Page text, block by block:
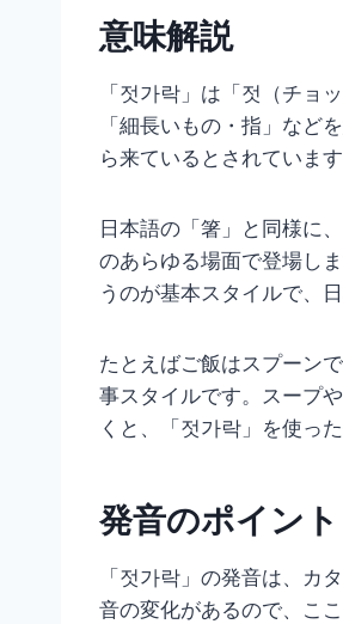
意味解説
「젓가락」は「젓（チョ
「細長いもの・指」など
ら来ているとされていま
日本語の「箸」と同様に
のあらゆる場面で登場し
うのが基本スタイルで、
たとえばご飯はスプーン
事スタイルです。スープ
くと、「젓가락」を使っ
発音のポイント
「젓가락」の発音は、カ
音の変化があるので、こ